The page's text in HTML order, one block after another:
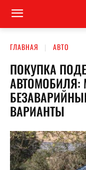
ГЛАВНАЯ АВТО
ПОКУПКА
АВТОМОБИЛЯ:
ВАРИАНТЫ